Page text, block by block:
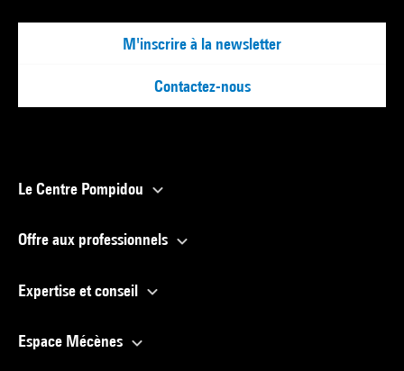
M'inscrire à la newsletter
Contactez-nous
Le Centre Pompidou
Offre aux professionnels
Expertise et conseil
Espace Mécènes